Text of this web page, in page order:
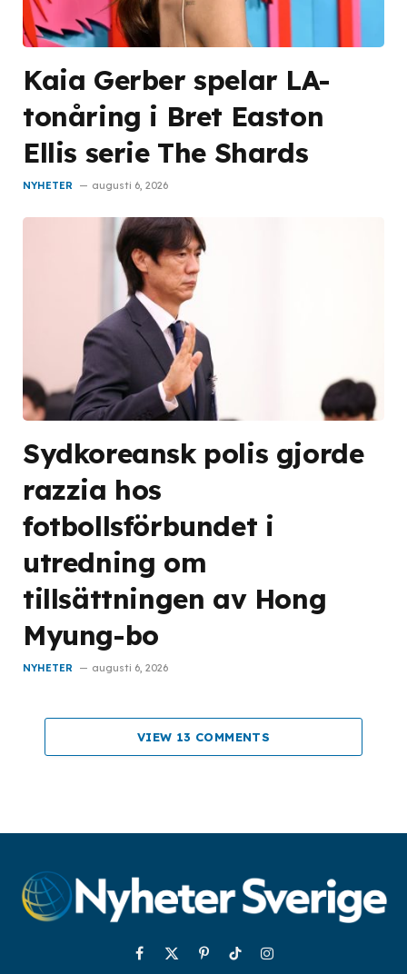
Kaia Gerber spelar LA-
tonåring i Bret Easton
Ellis serie The Shards
NYHETER augusti 6, 2026
Sydkoreansk polis gjorde
razzia hos
fotbollsförbundet i
utredning om
tillsättningen av Hong
Myung-bo
NYHETER augusti 6, 2026
VIEW 13 COMMENTS
Facebook
X
PinterestTikTokInstagram